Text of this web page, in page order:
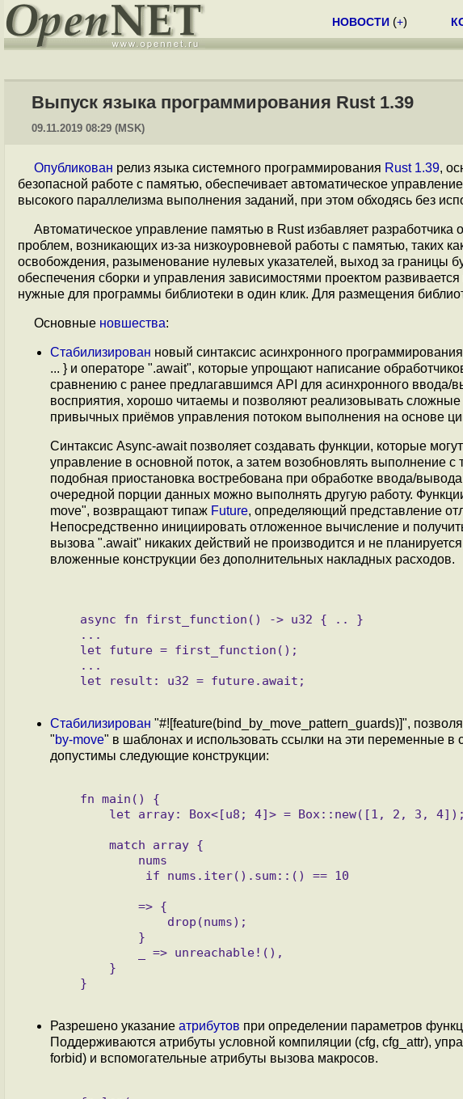
НОВОСТИ (+)
Выпуск языка программирования Rust 1.39
09.11.2019 08:29 (MSK)
Опубликован релиз языка системного программирования Rust 1.39,
безопасной работе с памятью, обеспечивает автоматическое
высокого параллелизма выполнения заданий, при этом обходясь без
Автоматическое управление памятью в Rust избавляет
проблем, возникающих из-за низкоуровневой работы с памятью, таких
освобождения, разыменование нулевых указателей, выход за границы
обеспечения сборки и управления зависимостями проектом
нужные для программы библиотеки в один клик. Для размещения
Основные новшества:
Стабилизирован новый синтаксис асинхронного
... } и операторе ".await", которые упрощают написание
сравнению с ранее предлагавшимся API для асинхронного ввода/
восприятия, хорошо читаемы и позволяют реализовывать
привычных приёмов управления потоком выполнения на основе
Синтаксис Async-await позволяет создавать функции, которые
управление в основной поток, а затем возобновлять выполнение
подобная приостановка востребована при обработке ввода/
очередной порции данных можно выполнять другую работу.
move", возвращают типаж Future, определяющий представление
Непосредственно инициировать отложенное вычисление и
вызова ".await" никаких действий не производится и не
вложенные конструкции без дополнительных накладных расходов.
Стабилизирован "#![feature(bind_by_move_pattern_guards)]",
"by-move" в шаблонах и использовать ссылки на эти переменные в
допустимы следующие конструкции:
            if nums.iter().sum::
() == 10
Разрешено указание атрибутов при определении параметров
Поддерживаются атрибуты условной компиляции (cfg, cfg_attr),
forbid) и вспомогательные атрибуты вызова макросов.